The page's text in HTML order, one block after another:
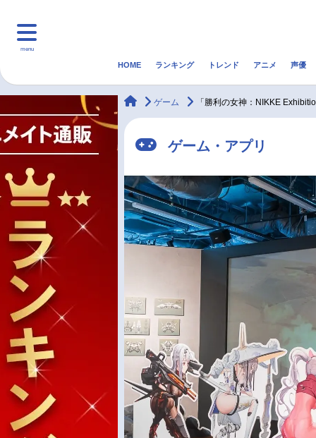
menu
マンガ・ラノベ ゲーム・アプリ
最新記事一覧
アニメ記事一覧
声優記事一覧
HOME ランキング トレンド アニメ 声優
animateTimes
ゲーム 「勝利の女神：NIKKE
ゲーム・アプリ